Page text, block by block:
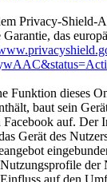
Privacy-Shield-
das
Funktion dieses
baut sein
auf. Der
Gerät des
der
auf den